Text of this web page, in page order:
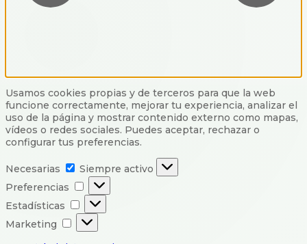
Usamos cookies propias y de terceros para que la web
funcione correctamente, mejorar tu experiencia, analizar el
uso de la página y mostrar contenido externo como mapas,
vídeos o redes sociales. Puedes aceptar, rechazar o
configurar tus preferencias.
Necesarias Necesarias
Siempre activo
Preferencias
Preferencias
Estadísticas
Estadísticas
Marketing
Marketing